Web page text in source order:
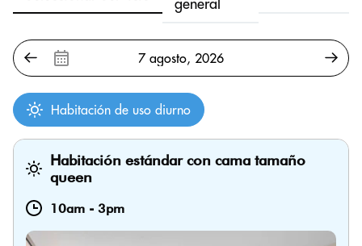
Habitación de uso diurno
Habitación estándar con cama tamaño
queen
10am - 3pm